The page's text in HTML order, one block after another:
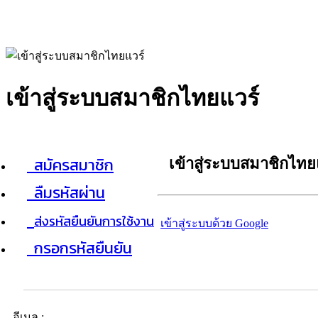
เข้าสู่ระบบสมาชิกไทยแวร์
สมัครสมาชิก
ลืมรหัสผ่าน
ส่งรหัสยืนยันการใช้งาน
กรอกรหัสยืนยัน
เข้าสู่ระบบสมาชิกไท
เข้าสู่ระบบด้วย Google